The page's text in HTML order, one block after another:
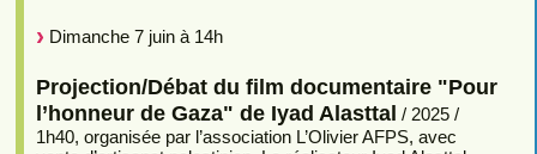
Dimanche 7 juin à 14h
Projection/Débat du film documentaire "Pour
l’honneur de Gaza" de Iyad Alasttal / 2025 /
1h40, organisée par l’association L’Olivier AFPS, avec